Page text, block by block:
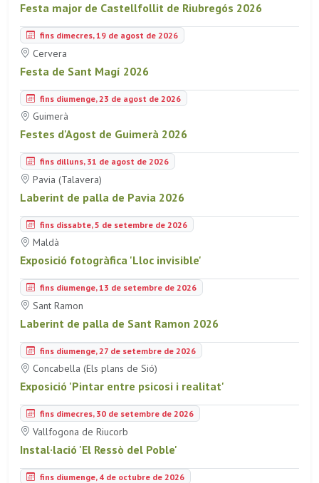
Festa major de Castellfollit de Riubregós 2026
fins dimecres, 19 de agost de 2026
Cervera
Festa de Sant Magí 2026
fins diumenge, 23 de agost de 2026
Guimerà
Festes d'Agost de Guimerà 2026
fins dilluns, 31 de agost de 2026
Pavia (Talavera)
Laberint de palla de Pavia 2026
fins dissabte, 5 de setembre de 2026
Maldà
Exposició fotogràfica 'Lloc invisible'
fins diumenge, 13 de setembre de 2026
Sant Ramon
Laberint de palla de Sant Ramon 2026
fins diumenge, 27 de setembre de 2026
Concabella (Els plans de Sió)
Exposició 'Pintar entre psicosi i realitat'
fins dimecres, 30 de setembre de 2026
Vallfogona de Riucorb
Instal·lació 'El Ressò del Poble'
fins diumenge, 4 de octubre de 2026